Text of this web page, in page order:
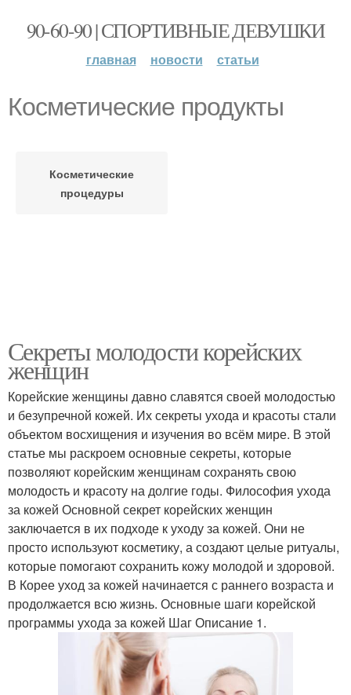
90-60-90 | СПОРТИВНЫЕ ДЕВУШКИ
главная новости статьи
Косметические продукты
Косметические
процедуры
Секреты молодости корейских
женщин
Корейские женщины давно славятся своей молодостью
и безупречной кожей. Их секреты ухода и красоты стали
объектом восхищения и изучения во всём мире. В этой
статье мы раскроем основные секреты, которые
позволяют корейским женщинам сохранять свою
молодость и красоту на долгие годы. Философия ухода
за кожей Основной секрет корейских женщин
заключается в их подходе к уходу за кожей. Они не
просто используют косметику, а создают целые ритуалы,
которые помогают сохранить кожу молодой и здоровой.
В Корее уход за кожей начинается с раннего возраста и
продолжается всю жизнь. Основные шаги корейской
программы ухода за кожей Шаг Описание 1.